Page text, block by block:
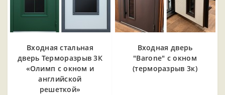
Входная cтальная
дверь Терморазрыв 3К
«Олимп с окном и
английской
решеткой»
Входная дверь
"Barone" с окном
(терморазрыв 3к)